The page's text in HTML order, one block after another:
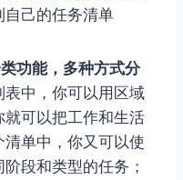
自己的任务清单
功能，多种方式分
表中，你可以用区域
可以把工作和生活
单中，你又可以使
段和类型的任务；